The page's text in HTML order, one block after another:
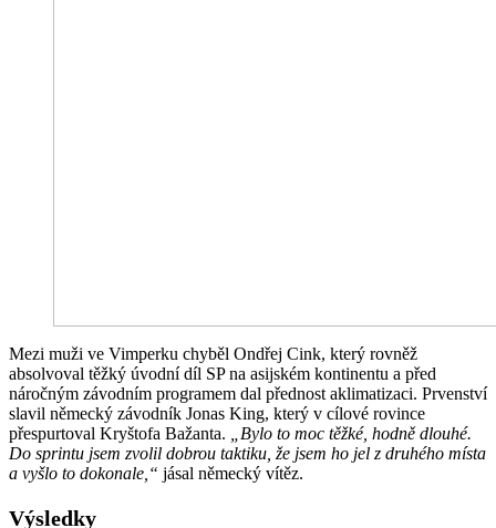
Mezi muži ve Vimperku chyběl Ondřej Cink, který rovněž
absolvoval těžký úvodní díl SP na asijském kontinentu a před
náročným závodním programem dal přednost aklimatizaci. Prvenství
slavil německý závodník Jonas King, který v cílové rovince
přespurtoval Kryštofa Bažanta.
„Bylo to moc těžké, hodně dlouhé.
Do sprintu jsem zvolil dobrou taktiku, že jsem ho jel z druhého místa
a vyšlo to dokonale,“ jásal německý vítěz.
Výsledky